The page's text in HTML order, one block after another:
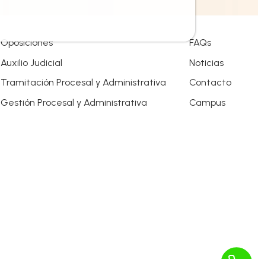
Oposiciones
Auxilio Judicial
Tramitación Procesal y Administrativa
Gestión Procesal y Administrativa
FAQs
Noticias
Contacto
Campus